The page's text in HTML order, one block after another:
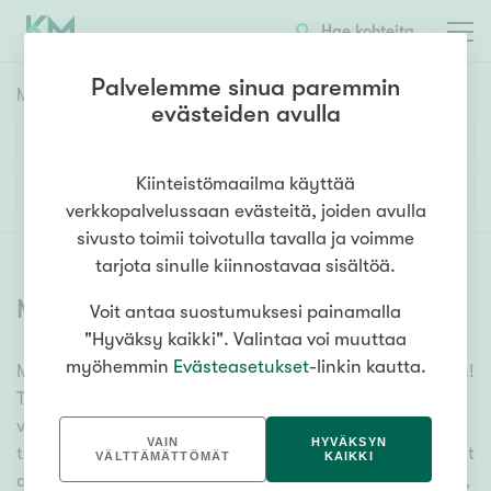
Hae kohteita
Myyntikohteet
1h 2h 3h 4h 5h+
Asuntotyyppi
Kerros-/luhtitalo
Rivitalo/paritalo
Omakoti-/erillistalo
Maa- tai metsätila
Lisää hakuehtoja
Myytävät asunnot (6394)
Meiltä löydät myytävät asunnot, oli tarpeesi mikä vain!
Tuhansien kohteiden ja satojen kiinteistönvälittäjien
verkostomme auttaa sinua kenties elämäsi
tärkeimmässä päätöksessä. Katso alta kaikki myytävät
asunnot. Hyödynnä myös kätevää hakutyökaluamme,
Palvelemme sinua paremmin
evästeiden avulla
Kiinteistömaailma käyttää
verkkopalvelussaan evästeitä, joiden avulla
sivusto toimii toivotulla tavalla ja voimme
tarjota sinulle kiinnostavaa sisältöä.
Voit antaa suostumuksesi painamalla
"Hyväksy kaikki". Valintaa voi muuttaa
myöhemmin Evästeasetukset-linkin kautta.
VAIN
VÄLTTÄMÄTTÖMÄT
HYVÄKSYN
KAIKKI